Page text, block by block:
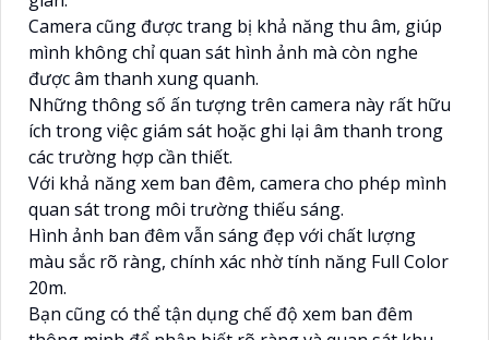
Camera cũng được trang bị khả năng thu âm, giúp
mình không chỉ quan sát hình ảnh mà còn nghe
được âm thanh xung quanh.
Những thông số ấn tượng trên camera này rất hữu
ích trong việc giám sát hoặc ghi lại âm thanh trong
các trường hợp cần thiết.
Với khả năng xem ban đêm, camera cho phép mình
quan sát trong môi trường thiếu sáng.
Hình ảnh ban đêm vẫn sáng đẹp với chất lượng
màu sắc rõ ràng, chính xác nhờ tính năng Full Color
20m.
Bạn cũng có thể tận dụng chế độ xem ban đêm